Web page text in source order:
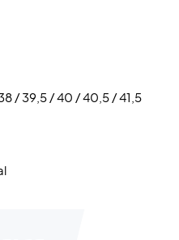
der er benyttet til skoens
anerkendte GEL™-
og i hælen, hvilket
Asics sko i dag!
/ 39,5 / 40 / 40,5 / 41,5